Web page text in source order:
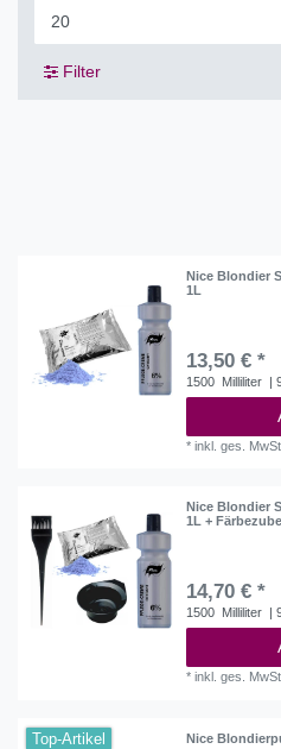
Filter
Nice Blondier
1L
13,50 € *
1500 Milliliter |
*inkl. ges. MwSt.
Nice Blondier
1L +
14,70 € *
1500 Milliliter |
*inkl. ges. MwSt.
Top-Artikel Nice